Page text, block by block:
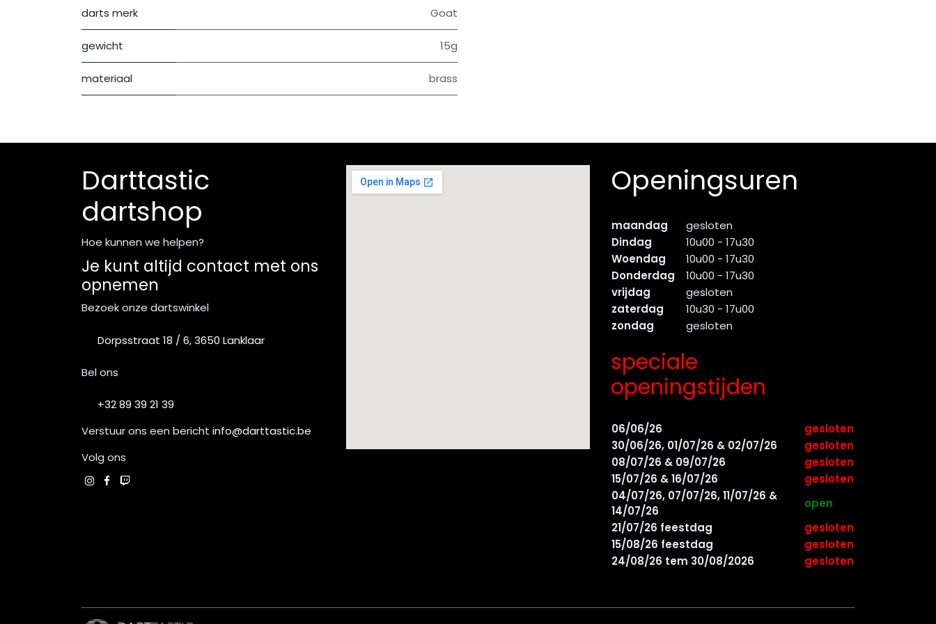
darts merk Goat
gewicht 15g
materiaal brass
Darttastic
dartshop
Hoe kunnen we helpen?
Je kunt altijd contact met ons
opnemen
Bezoek onze dartswinkel
Dorpsstraat 18 / 6, 3650 Lanklaar
Bel ons
+32 89 39 21 39
Verstuur ons een bericht info@darttastic.be
Volg ons
Openingsuren
maandag
gesloten
Dindag
10u00 - 17u30
Woendag
10u00 - 17u30
Donderdag
10u00 - 17u30
vrijdag
gesloten
zaterdag
10u30 - 17u00
zondag
gesloten
speciale
openingstijden
06/06/26
gesloten
30/06/26, 01/07/26 & 02/07/26
gesloten
08/07/26 & 09/07/26
gesloten
15/07/26 & 16/07/26
gesloten
04/07/26, 07/07/26, 11/07/26 &
14/07/26
open
21/07/26 feestdag
gesloten
15/08/26 feestdag
gesloten
24/08/26 tem 30/08/2026
gesloten